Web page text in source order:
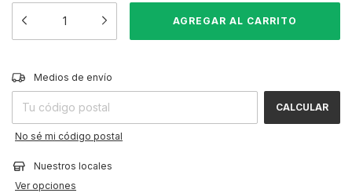
Entregas para el CP:
Medios de envío
CALCULAR
No sé mi código postal
Nuestros locales
Ver opciones